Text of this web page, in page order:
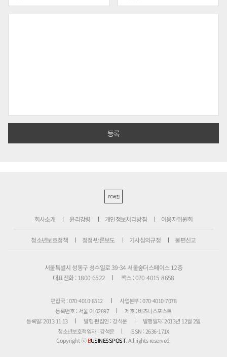
PC버전
회사소개 윤리강령 개인정보처리방침 이용자위원회
청소년보호정책 정정·반론보도 기사심의규정 불편신고
서울특별시 성동구 성수일로 39-34 서울숲더스페이스 12층
대표전화 : 1800-6522
팩스 : 070-4015-8658
편집국 : 070-4010-8512
사업본부 : 070-4010-7078
등록번호 : 서울 아 02897
제호 : 비즈니스포스트
등록일: 2013.11.13
발행·편집인 : 강석운
발행일자: 2013년 12월 2일
청소년보호책임자 : 강석운
ISSN : 2636-171X
Copyright ⓒBUSINESSPOST. All rights reserved.